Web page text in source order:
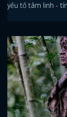
yếu tố tâm linh -